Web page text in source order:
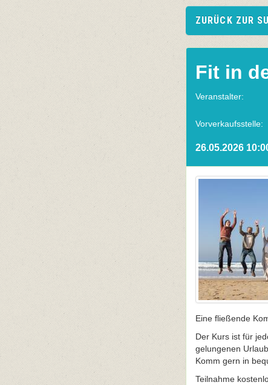
ZURÜCK ZUR
Fit in
Veranstalter:
Vorverkaufsstelle:
26.05.2026
Eine fließende
Der Kurs ist für
gelungenen
Komm gern in
Teilnahme